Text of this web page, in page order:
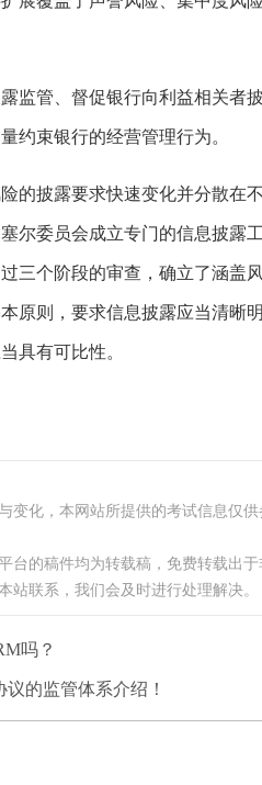
监管、督促银行向利益相关者
约束银行的经营管理行为。
的披露要求快速变化并分散在
尔委员会成立专门的信息披露
三个阶段的审查，确立了涵盖
原则，要求信息披露应当清晰
具有可比性。
变化，本网站所提供的考试信息仅
台的稿件均为转载稿，免费转载出
站联系，我们会及时进行处理解决。
吗？
的监管体系介绍！